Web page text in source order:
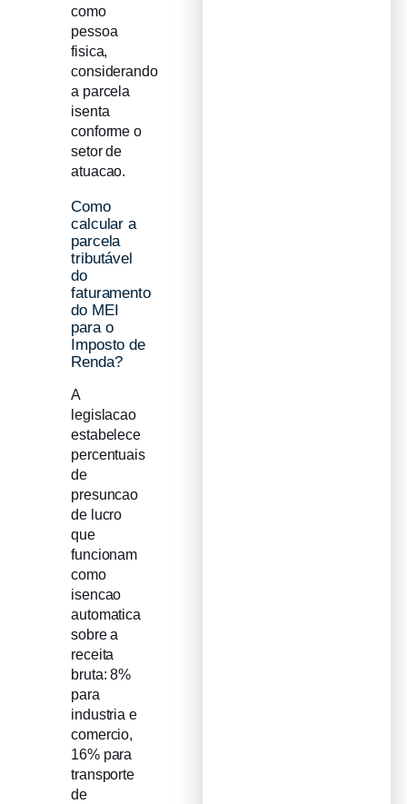
como
pessoa
fisica,
considerando
a parcela
isenta
conforme o
setor de
atuacao.
Como
calcular a
parcela
tributável
do
faturamento
do MEI
para o
Imposto de
Renda?
A
legislacao
estabelece
percentuais
de
presuncao
de lucro
que
funcionam
como
isencao
automatica
sobre a
receita
bruta: 8%
para
industria e
comercio,
16% para
transporte
de